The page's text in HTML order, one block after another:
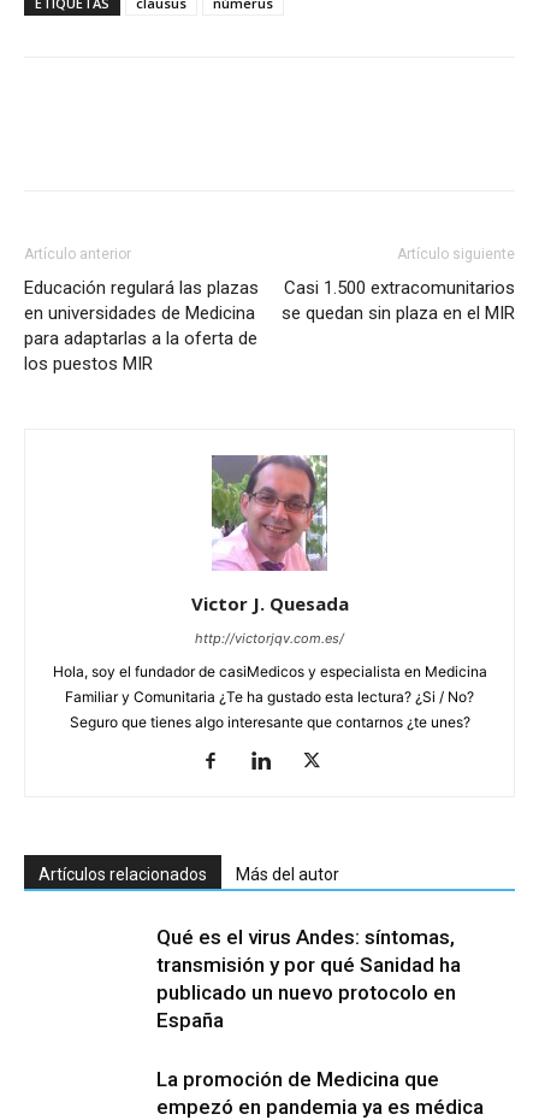
Artículo anterior
Educación regulará las plazas
en universidades de Medicina
para adaptarlas a la oferta de
los puestos MIR
Artículo siguiente
Casi 1.500 extracomunitarios
se quedan sin plaza en el MIR
Victor J. Quesada
http://victorjqv.com.es/
Hola, soy el fundador de casiMedicos y especialista en Medicina
Familiar y Comunitaria ¿Te ha gustado esta lectura? ¿Si / No?
Seguro que tienes algo interesante que contarnos ¿te unes?
Artículos relacionados Más del autor
Qué es el virus Andes: síntomas,
transmisión y por qué Sanidad ha
publicado un nuevo protocolo en
España
La promoción de Medicina que
empezó en pandemia ya es médica